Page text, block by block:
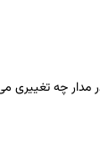
چه تغییری